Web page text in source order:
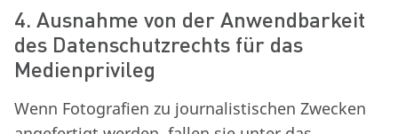
4. Ausnahme von der Anwendbarkeit
des Datenschutzrechts für das
Medienprivileg
Wenn Fotografien zu journalistischen Zwecken